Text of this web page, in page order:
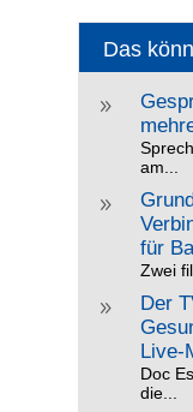
Das
9
am...
9
für
Zwei
9
Der
Live-
Doc
die...